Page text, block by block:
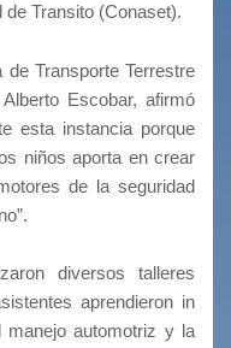
Transito (Conaset).
Transporte Terrestre
Escobar, afirmó
esta instancia porque
niños aporta en crear
de la seguridad
diversos talleres
aprendieron in
automotriz y la